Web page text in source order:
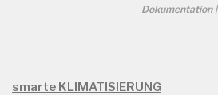
Dokumentation |
smarte KLIMATISIERUNG